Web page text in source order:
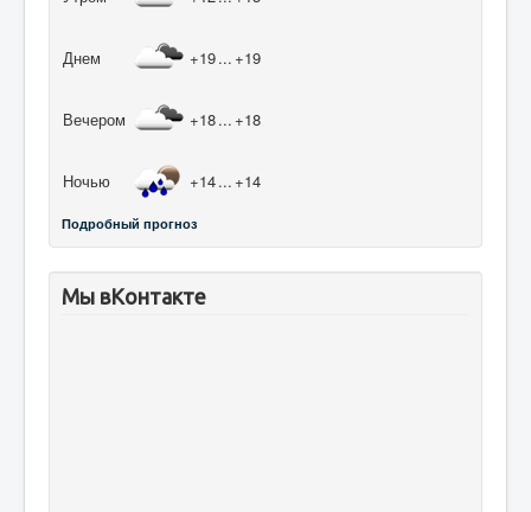
Днем +19... +19
Вечером +18... +18
Ночью +14... +14
Подробный прогноз
Мы вКонтакте